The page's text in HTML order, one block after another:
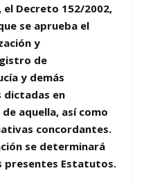
el Decreto 152/2002,
se aprueba el
y
de
y demás
dictadas en
aquella, así como
concordantes.
se determinará
presentes Estatutos.